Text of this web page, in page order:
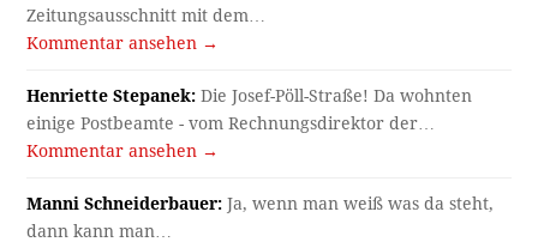
Zeitungsausschnitt mit dem…
Kommentar ansehen →
Henriette Stepanek: Die Josef-Pöll-Straße! Da wohnten
einige Postbeamte - vom Rechnungsdirektor der…
Kommentar ansehen →
Manni Schneiderbauer: Ja, wenn man weiß was da steht,
dann kann man…